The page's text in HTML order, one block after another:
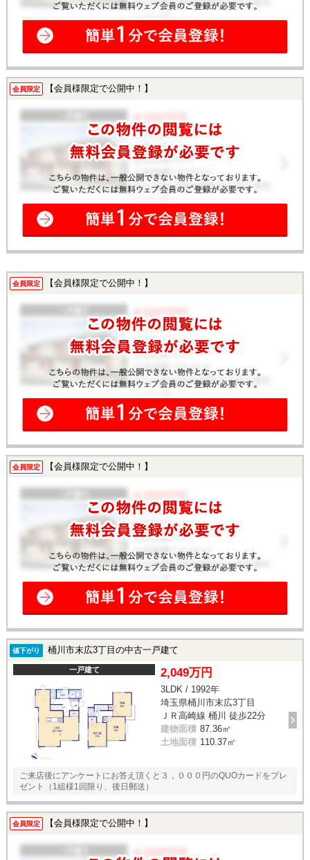
会員限定 【会員様限定で公開中！】
会員限定 【会員様限定で公開中！】
会員限定 【会員様限定で公開中！】
値下がり 桶川市末広3丁目の中古一戸建て
一戸建て 2,049万円
3LDK / 1992年
埼玉県桶川市末広3丁目
ＪＲ高崎線 桶川 徒歩22分
建物面積 87.36㎡
土地面積 110.37㎡
ご来店後にアンケートにお答え頂くと３，０００円のQUOカードをプレ
ゼント（1組様1回限り、後日郵送）
会員限定 【会員様限定で公開中！】